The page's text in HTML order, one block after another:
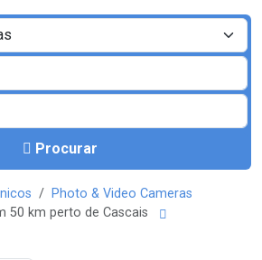
Procurar
Photo & Video Cameras
50 km perto de Cascais